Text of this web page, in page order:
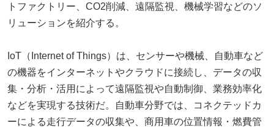
トファクトリー、CO2削減、遠隔監視、機械学習などのソ
リューションを紹介する。
IoT（Internet of Things）は、センサーや機械、自動車など
の機器をインターネットやクラウドに接続し、データの収
集・分析・活用によって遠隔監視や自動制御、業務効率化
などを実現する技術だ。自動車分野では、コネクテッドカ
ーによる走行データの収集や、商用車の位置情報・燃費管